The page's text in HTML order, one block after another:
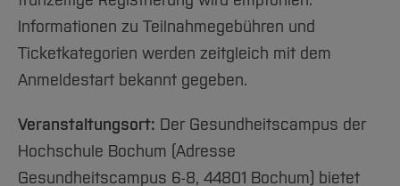
Informationen zu Teilnahmegebühren und
Ticketkategorien werden zeitgleich mit dem
Anmeldestart bekannt gegeben.
Veranstaltungsort: Der Gesundheitscampus der
Hochschule Bochum (Adresse
Gesundheitscampus 6-8, 44801 Bochum) bietet